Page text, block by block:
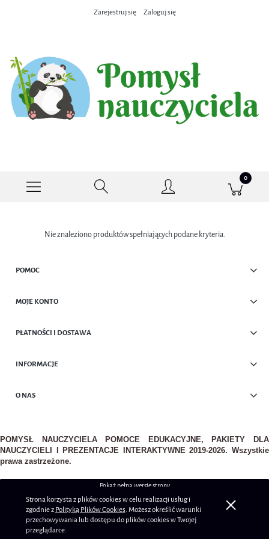
Strona korzysta z plików cookies w celu realizacji usług i
zgodnie zPolityką Plików Cookies. Możesz określić warunki
przechowywania lub dostępu do plików cookies w Twojej
przeglądarce.
Zarejestruj się Zaloguj się
Nie znaleziono produktów spełniających podane kryteria.
POMOC
MOJE KONTO
PŁATNOŚCI I DOSTAWA
INFORMACJE
O NAS
POMYSŁ NAUCZYCIELA POMOCE EDUKACYJNE, PAKIETY DLA
NAUCZYCIELI I PREZENTACJE INTERAKTYWNE 2019-2026. Wszystkie
prawa zastrzeżone.
Pokaż pełną wersję strony
Sklep internetowy Shoper.pl